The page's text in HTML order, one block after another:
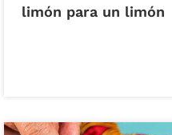
limón para un limón